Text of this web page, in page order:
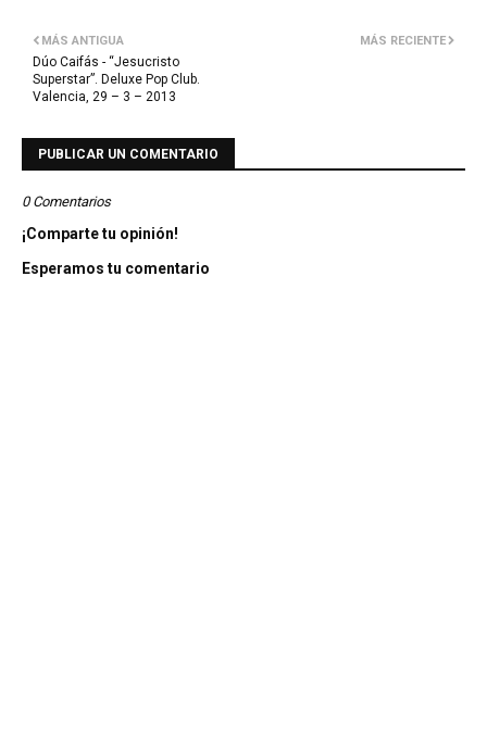
MÁS RECIENTE
MÁS ANTIGUA
Dúo Caifás - “Jesucristo
Superstar”. Deluxe Pop Club.
Valencia, 29 – 3 – 2013
PUBLICAR UN COMENTARIO
0 Comentarios
¡Comparte tu opinión!
Esperamos tu comentario